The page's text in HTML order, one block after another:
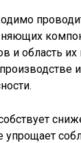
и область
упрощает